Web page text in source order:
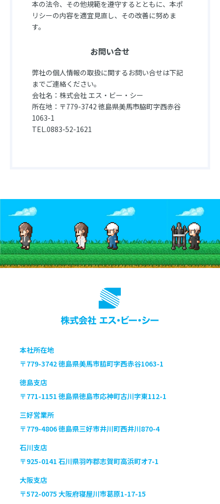
本の法令、その他規範を遵守するとともに、本ポ
リシーの内容を適宜見直し、その改善に努めま
す。
お問い合せ
弊社の個人情報の取扱に関するお問い合せは下記
までご連絡ください。
会社名：株式会社 エス・ビー・シー
所在地：〒779-3742 徳島県美馬市脇町字西赤谷
1063-1
TEL.0883-52-1621
本社所在地
〒779-3742 徳島県美馬市脇町字西赤谷1063-1
徳島支店
〒771-1151 徳島県徳島市応神町古川字東112-1
三好営業所
〒779-4806 徳島県三好市井川町西井川870-4
石川支店
〒925-0141 石川県羽咋郡志賀町高浜町オ7-1
大阪支店
〒572-0075 大阪府寝屋川市葛原1-17-15